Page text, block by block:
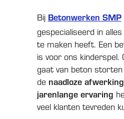
Bij Betonwerken SMP
gespecialiseerd in
te maken heeft. Een
is voor ons kinderspel.
gaat van beton
de naadloze afwerking
jarenlange ervaring
veel klanten tevreden